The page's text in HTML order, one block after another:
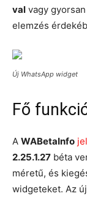
val vagy
elemzés
Új WhatsApp widget
Fő
A WABetaInfo
2.25.1.27 béta
méretű, és
widgeteket. Az